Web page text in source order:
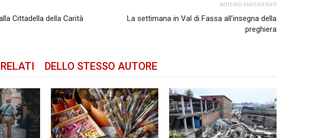
Cittadella della Carità
Articolo successivo
La settimana in Val di Fassa all’insegna della
preghiera
DELLO STESSO AUTORE